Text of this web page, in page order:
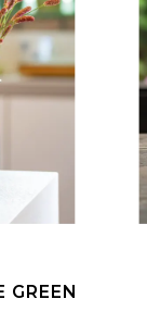
GREEN